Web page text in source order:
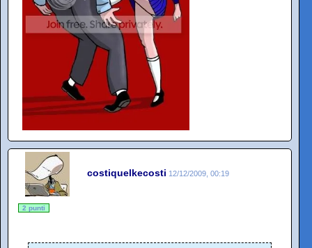
costiquelkecosti 12/12/2009, 00:19
2 punti